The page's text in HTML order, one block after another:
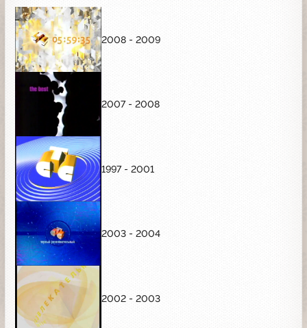
2008 - 2009
2007 - 2008
1997 - 2001
2003 - 2004
2002 - 2003